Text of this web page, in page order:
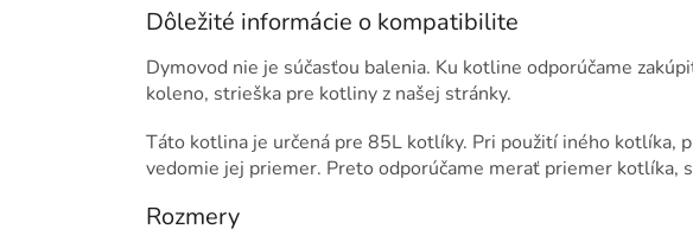
Dôležité informácie o kompatibilite
Dymovod nie je súčasťou balenia. Ku kotline odporúčame
koleno, strieška pre kotliny z našej stránky.
Táto kotlina je určená pre 85L kotlíky. Pri použití iného kotlíka,
vedomie jej priemer. Preto odporúčame merať priemer kotlíka,
Rozmery